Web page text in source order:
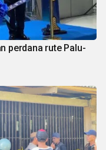
perdana rute Palu-